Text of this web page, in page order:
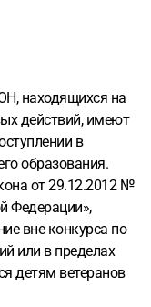
находящихся на
действий, имеют
в
образования.
от 29.12.2012 №
Федерации»,
вне конкурса по
или в пределах
детям ветеранов